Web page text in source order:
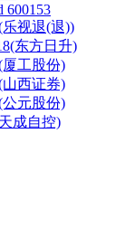
600153
乐视退(退))
东方日升)
厦工股份)
山西证券)
公元股份)
成自控)